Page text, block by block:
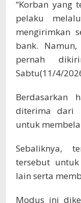
“Korban yang
pelaku
mengirimkan
bank.
pernah
Sabtu(11/4/
Berdasarkan
diterima dari
untuk
Sebaliknya,
tersebut
lain serta
Modus ini